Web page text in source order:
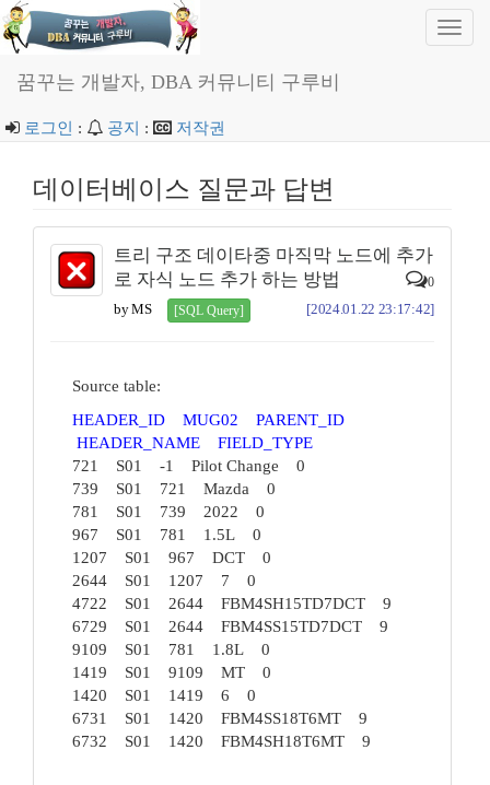
꿈꾸는 개발자, DBA 커뮤니티 구루비
로그인 : 공지 : 저작권
데이터베이스 질문과 답변
트리 구조 데이타중 마직막 노드에 추가
로 자식 노드 추가 하는 방법
0
by MS [SQL Query] [2024.01.22 23:17:42]
Source table:
HEADER_ID MUG02 PARENT_ID
HEADER_NAME FIELD_TYPE
721 S01 -1 Pilot Change 0
739 S01 721 Mazda 0
781 S01 739 2022 0
967 S01 781 1.5L 0
1207 S01 967 DCT 0
2644 S01 1207 7 0
4722 S01 2644 FBM4SH15TD7DCT 9
6729 S01 2644 FBM4SS15TD7DCT 9
9109 S01 781 1.8L 0
1419 S01 9109 MT 0
1420 S01 1419 6 0
6731 S01 1420 FBM4SS18T6MT 9
6732 S01 1420 FBM4SH18T6MT 9